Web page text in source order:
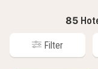
85
Filter